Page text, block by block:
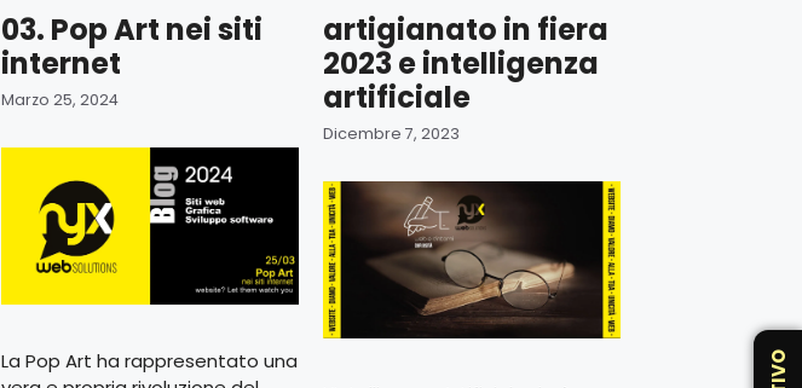
03. Pop Art nei siti
internet
Marzo 25, 2024
La Pop Art ha rappresentato una
artigianato in fiera
2023 e intelligenza
artificiale
Dicembre 7, 2023